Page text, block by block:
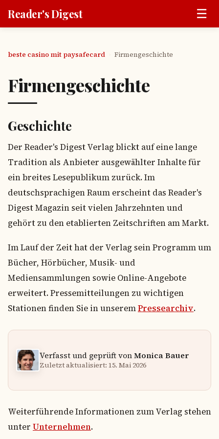
Reader's Digest ☰
beste casino mit paysafecard Firmengeschichte
Firmengeschichte
Geschichte
Der Reader's Digest Verlag blickt auf eine lange
Tradition als Anbieter ausgewählter Inhalte für
ein breites Lesepublikum zurück. Im
deutschsprachigen Raum erscheint das Reader's
Digest Magazin seit vielen Jahrzehnten und
gehört zu den etablierten Zeitschriften am Markt.
Im Lauf der Zeit hat der Verlag sein Programm um
Bücher, Hörbücher, Musik- und
Mediensammlungen sowie Online-Angebote
erweitert. Pressemitteilungen zu wichtigen
Stationen finden Sie in unseremPressearchiv.
Verfasst und geprüft vonMonica Bauer
Zuletzt aktualisiert: 15. Mai 2026
Weiterführende Informationen zum Verlag stehen
unter Unternehmen.